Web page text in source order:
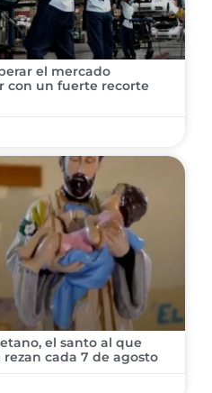
el mercado
con un fuerte recorte
el santo al que
cada 7 de agosto